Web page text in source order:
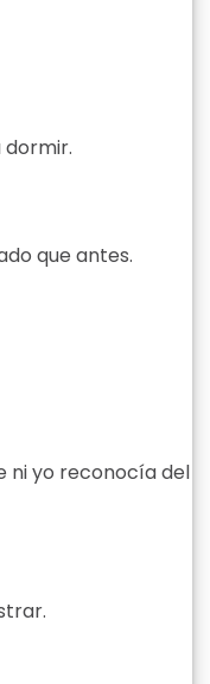
que antes.
ni yo reconocía del